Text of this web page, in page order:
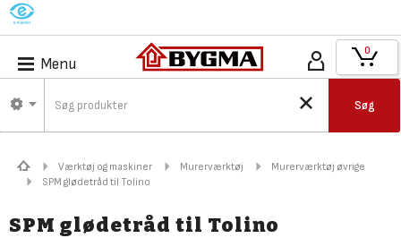
M
Menu
Søg
0
Værktøj og maskiner Murerværktøj
Murerværktøj øvrige
SPM glødetråd til Tolino
SPM glødetråd til Tolino